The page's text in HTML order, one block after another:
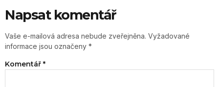
Napsat komentář
Vaše e-mailová adresa nebude zveřejněna. Vyžadované
informace jsou označeny *
Komentář *